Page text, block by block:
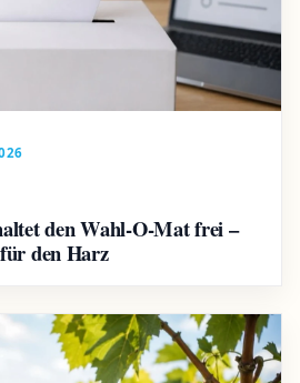
den Wahl-O-Mat frei –
den Harz